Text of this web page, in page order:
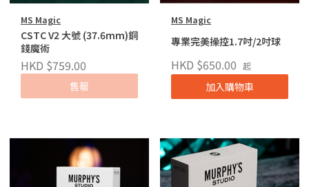
MS Magic
CSTC V2 大號 (37.6mm)銅
錢魔術
HKD $759.00
售罄
MS Magic
專業完美操控1.7吋/2吋球
HKD $650.00 起
加入購物車